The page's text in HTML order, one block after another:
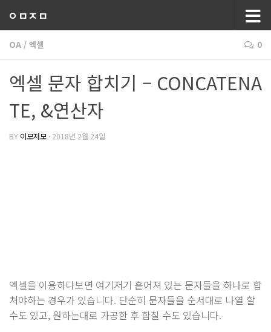
ㅇㅁㅈㅁ
OA / 엑셀 0
엑셀 문자 합치기 – CONCATENA
TE, &연산자
BY 이모저모 · 2018년 2월 24일
엑셀을 이용하다보면 여기저기 흩어져 있는 문자들을 하나로 합
쳐야하는 경우가 있습니다. 단순히 문자들을 순서대로 나열 할
수도 있고, 원하는대로 가공한 후 합칠 수도 있습니다.